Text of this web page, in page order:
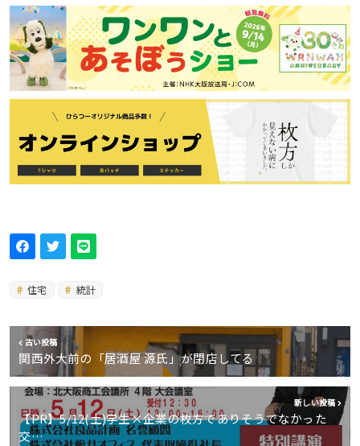
住宅 統計
古い投稿
関西外大前の「居酒屋 源氏」が閉店してる
新しい投稿
【PR】5/12(土)学生×企業の枚方でありそうでなかった
交…